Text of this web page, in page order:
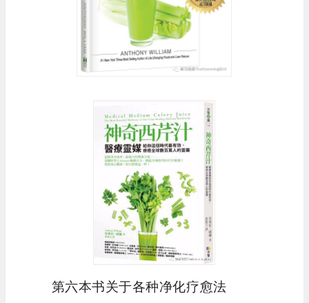
第六本书关于各种净化疗愈法